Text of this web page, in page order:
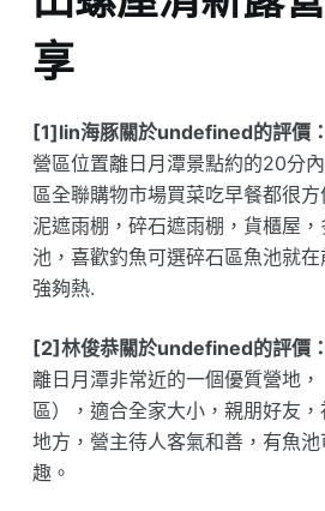
享
[1]lin海豚關於undefined的評價：
營區位置離日月潭景點約的20分
區全聯購物市場買菜吃早餐都很
泥遮雨棚，碎石遮雨棚，貨櫃屋
池，喜歡釣魚可選碎石區魚池就
強夠熱.
[2]林俊恭關於undefined的評價：
離日月潭非常近的一個優質營地
區），適合全家大小，親朋好友
地方，營主待人客氣和善，有魚
趣。